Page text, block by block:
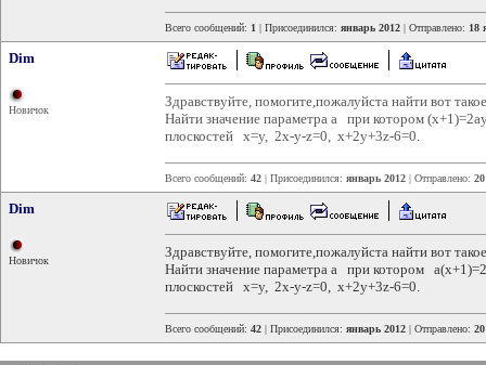
Всего сообщений: 1 | Присоединился: январь 2012 | Отправлено: 18
Dim
Новичок
Здравствуйте, помогите,пожалуйста найти вот
Найти значение параметра а при котором
плоскостей x=y, 2x-y-z=0, x+2y+3z-6=0.
Всего сообщений: 42 | Присоединился: январь 2012 | Отправлено:
Dim
Новичок
Здравствуйте, помогите,пожалуйста найти вот
Найти значение параметра а при котором
плоскостей x=y, 2x-y-z=0, x+2y+3z-6=0.
Всего сообщений: 42 | Присоединился: январь 2012 | Отправлено: